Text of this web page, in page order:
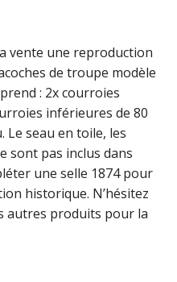
vente une reproduction
de troupe modèle
: 2x courroies
inférieures de 80
Le seau en toile, les
sont pas inclus dans
une selle 1874 pour
historique. N’hésitez
autres produits pour la